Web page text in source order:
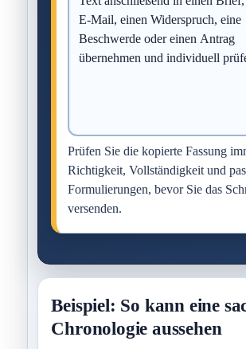
Prüfen Sie die kopierte Fassung
Richtigkeit, Vollständigkeit und
Formulierungen, bevor Sie das
versenden.
Beispiel: So kann eine
Chronologie aussehen